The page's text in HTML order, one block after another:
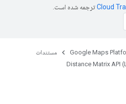
ترجمه شده است.
Google Maps
مستندات
Distance Matrix API